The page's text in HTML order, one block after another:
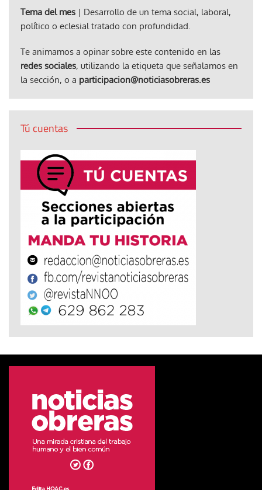
Tema del mes | Desarrollo de un tema social, laboral,
político o eclesial tratado con profundidad.
Te animamos a opinar sobre este contenido en las
redes sociales, utilizando la etiqueta que señalamos en
la sección, o a participacion@noticiasobreras.es
Tú cuentas